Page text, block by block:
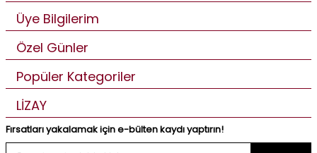
Üye Bilgilerim
Özel Günler
Popüler Kategoriler
LİZAY
Fırsatları yakalamak için e-bülten kaydı yaptırın!